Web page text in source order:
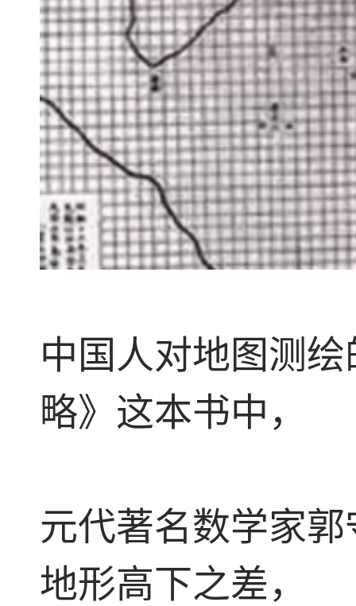
中国人对地图测
略》这本书中，
元代著名数学家
地形高下之差，